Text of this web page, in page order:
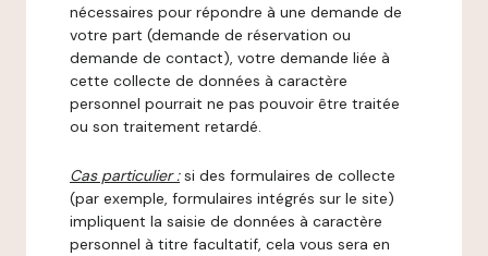
nécessaires pour répondre à une demande de
votre part (demande de réservation ou
demande de contact), votre demande liée à
cette collecte de données à caractère
personnel pourrait ne pas pouvoir être traitée
ou son traitement retardé.
Cas particulier : si des formulaires de collecte
(par exemple, formulaires intégrés sur le site)
impliquent la saisie de données à caractère
personnel à titre facultatif, cela vous sera en